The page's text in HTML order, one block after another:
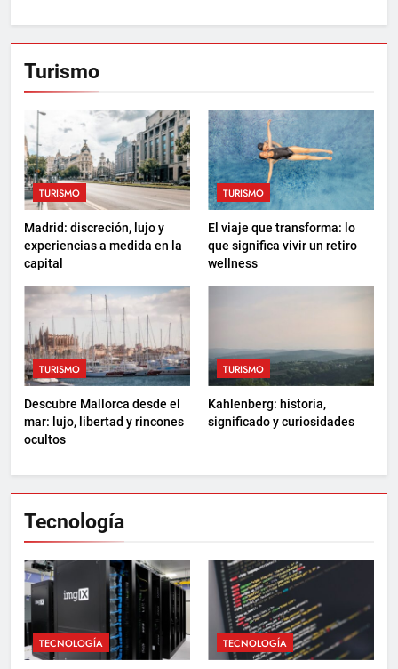
Turismo
TURISMO
Madrid: discreción, lujo y
experiencias a medida en la
capital
TURISMO
El viaje que transforma: lo
que significa vivir un retiro
wellness
TURISMO
Descubre Mallorca desde el
mar: lujo, libertad y rincones
ocultos
TURISMO
Kahlenberg: historia,
significado y curiosidades
Tecnología
TECNOLOGÍA TECNOLOGÍA